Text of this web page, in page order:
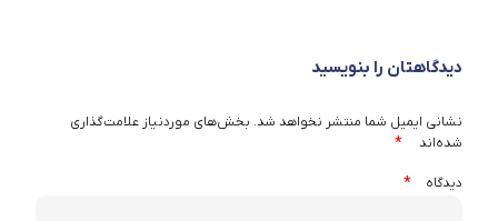
دیدگاهتان را بنویسید
نشانی ایمیل شما منتشر نخواهد شد. بخش‌های موردنیاز علامت‌گذاری
شده‌اند
*
دیدگاه *